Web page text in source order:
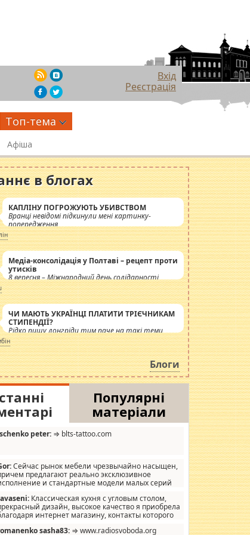
Вхід
Реєстрація
Топ-тема
Афіша
в блогах
КАПЛІНУ ПОГРОЖУЮТЬ УБИВСТВОМ
Вранці невідомі підкинули мені картинку-
попередження
Медіа-консолідація у Полтаві – рецепт проти
утисків
8 вересня – Міжнародний день солідарності
журналістів.
ЧИ МАЮТЬ УКРАЇНЦІ ПЛАТИТИ ТРІЄЧНИКАМ
СТИПЕНДІЇ?
Рідко пишу лонгріди тим паче на такі теми,
але вже просто дістало! Обурюють сьогоднішні
інсенуації навколо стипендіального питання.
Штучно роздувається ще одна соціальна
катастрофа.
Блоги
Популярні
матеріали
peter: ⇒ blts-tattoo.com
Сейчас рынок мебели чрезвычайно насыщен,
предлагают реально эксклюзивное
и стандартные модели малых серий
мало походит на стандартные формы, в MebelOk,
и что главное - со вкусом все в порядке,
наворотов удорожающих мебель, а это не
Классическая кухня с угловым столом,
дизайн, высокое качество я приобрела
интернет магазину, контакты которого
sasha83: ⇒ www.radiosvoboda.org